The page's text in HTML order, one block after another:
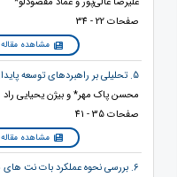
صفحات 22 - 34
مشاهده مقاله
5. تحلیلی بر راهبردهای توسعه پايدار در نظام مديريت شهری
محسن پاک مهر* و بیژن یحیایی راد
صفحات 35 - 41
مشاهده مقاله
6. بررسی نحوه عملکرد بات ‏نت‏ های مبتنی بر کانال ‏های پنهان